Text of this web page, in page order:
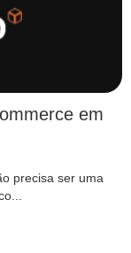
em
precisa ser uma